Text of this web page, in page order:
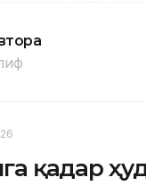
қадар